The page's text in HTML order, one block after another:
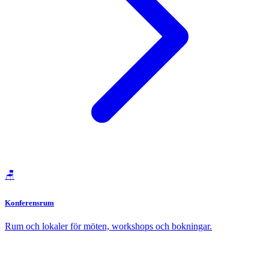
🪑
Konferensrum
Rum och lokaler för möten, workshops och bokningar.